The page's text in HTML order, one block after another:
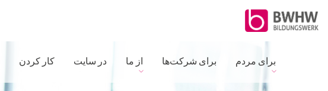
برای مردم برای شرکت‌ها از ما در سایت
کار کردن